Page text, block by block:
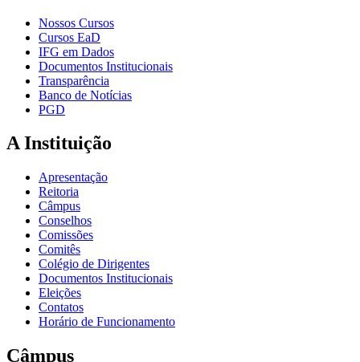
Nossos Cursos
Cursos EaD
IFG em Dados
Documentos Institucionais
Transparência
Banco de Notícias
PGD
A Instituição
Apresentação
Reitoria
Câmpus
Conselhos
Comissões
Comitês
Colégio de Dirigentes
Documentos Institucionais
Eleições
Contatos
Horário de Funcionamento
Câmpus